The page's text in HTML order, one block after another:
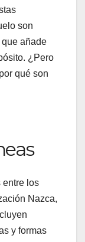
son
añade
¿Pero
qué son
entre los
Nazca,
y formas